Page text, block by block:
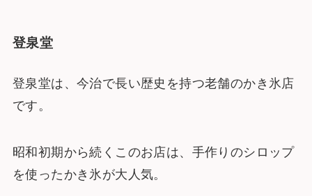
登泉堂
登泉堂は、今治で長い歴史を持つ老舗のかき氷店
です。
昭和初期から続くこのお店は、手作りのシロップ
を使ったかき氷が大人気。